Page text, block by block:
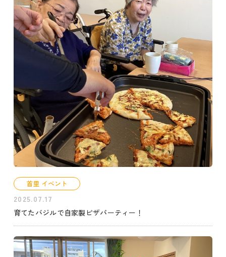
首里 イベント
2025.07.17
育てたバジルで自家製ピザパーティー！